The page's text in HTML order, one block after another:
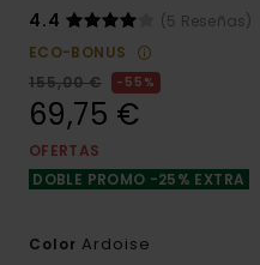
4.4
(5 Reseñas)
ECO-BONUS
155,00 €
55%
69,75 €
OFERTAS
DOBLE PROMO -25% EXTRA
Color Ardoise